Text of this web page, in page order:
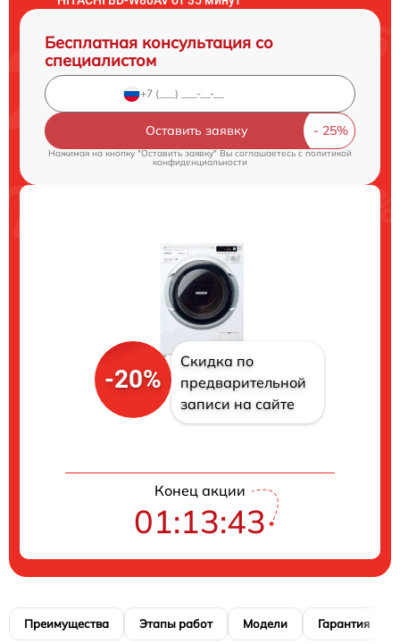
Бесплатная консультация со
специалистом
Оставить заявку
Нажимая на кнопку "Оставить заявку" Вы соглашаетесь cполитикой
конфиденциальности
-20%
Скидка по
предварительной
записи на сайте
Конец акции
01:13:42
Преимущества Этапы работ Модели Гарантия